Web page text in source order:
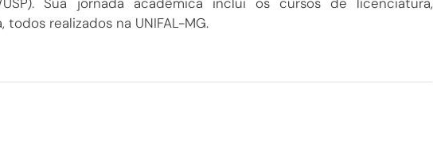
realizados na UNIFAL-MG.